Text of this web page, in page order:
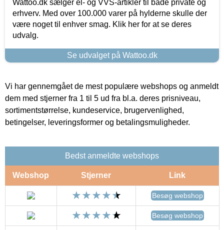
Wattoo.dk sælger el- og VVS-artikler til både private og
erhverv. Med over 100.000 varer på hylderne skulle der
være noget til enhver smag. Klik her for at se deres
udvalg.
Se udvalget på Wattoo.dk
Vi har gennemgået de mest populære webshops og anmeldt
dem med stjerner fra 1 til 5 ud fra bl.a. deres prisniveau,
sortimentstørrelse, kundeservice, brugervenlighed,
betingelser, leveringsformer og betalingsmuligheder.
Bedst anmeldte webshops
Webshop Stjerner Link
Besøg webshop
Besøg webshop